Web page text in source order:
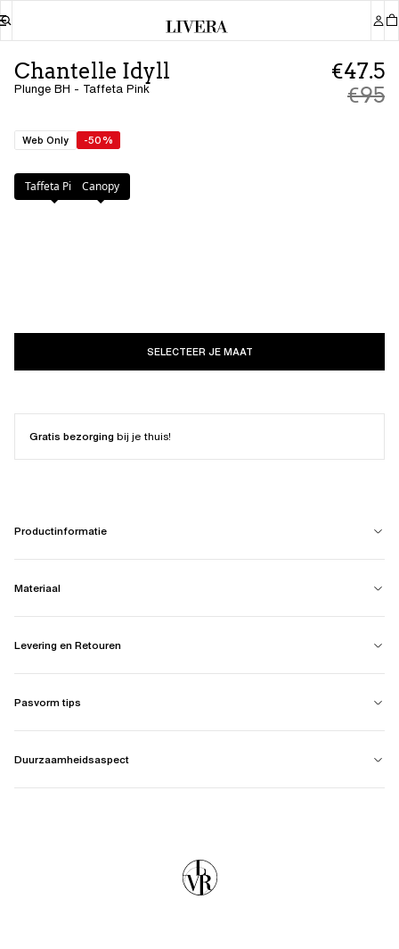
Chantelle Idyll
Plunge BH - Taffeta Pink
€47.5
€95
Web Only -50%
Kleur:Taffeta Pink
Taffeta PinkCanopy
SELECTEER JE MAAT
Gratis bezorgingbij je thuis!
Productinformatie
Materiaal
Levering en Retouren
Pasvorm tips
Duurzaamheidsaspect